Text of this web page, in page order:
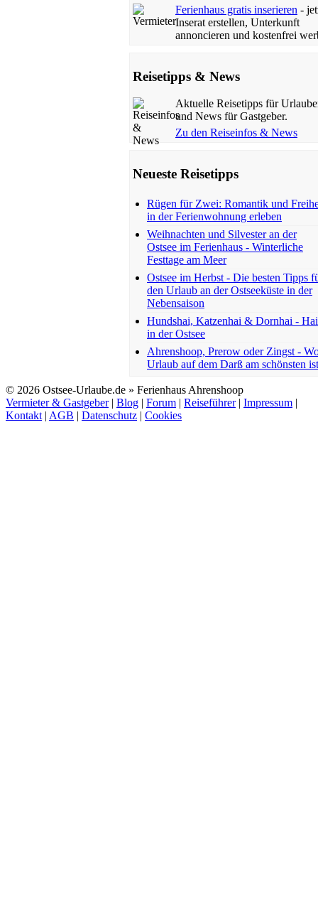
Ferienhaus gratis inserieren -
Inserat erstellen, Unterkunft
annoncieren und kostenfrei
Reisetipps & News
Aktuelle Reisetipps für
und News für Gastgeber.
Zu den Reiseinfos & News
Neueste Reisetipps
Rügen für Zwei: Romantik und
in der Ferienwohnung erleben
Weihnachten und Silvester an der
Ostsee im Ferienhaus - Winterliche
Festtage am Meer
Ostsee im Herbst - Die besten Tipps
den Urlaub an der Ostseeküste in der
Nebensaison
Hundshai, Katzenhai & Dornhai -
in der Ostsee
Ahrenshoop, Prerow oder Zingst -
Urlaub auf dem Darß am schönsten ist
© 2026 Ostsee-Urlaube.de » Ferienhaus Ahrenshoop
Vermieter & Gastgeber| Blog | Forum | Reiseführer| Impressum |
Kontakt | AGB | Datenschutz | Cookies